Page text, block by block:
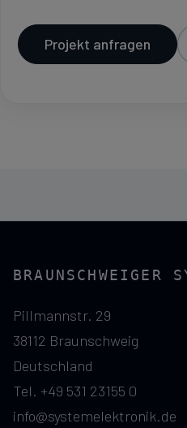
Projekt anfragen
BRAUNSCHWEIGER
Pillmannstr. 29
38112 Braunschweig
Deutschland
Tel. +49 531 23155 0
info@systemelektronik.de